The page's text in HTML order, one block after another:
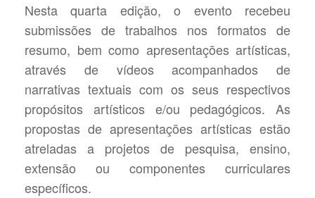
Nesta quarta edição, o evento recebeu
submissões de trabalhos nos formatos de
resumo, bem como apresentações artísticas,
através de vídeos acompanhados de
narrativas textuais com os seus respectivos
propósitos artísticos e/ou pedagógicos. As
propostas de apresentações artísticas estão
atreladas a projetos de pesquisa, ensino,
extensão ou componentes curriculares
específicos.